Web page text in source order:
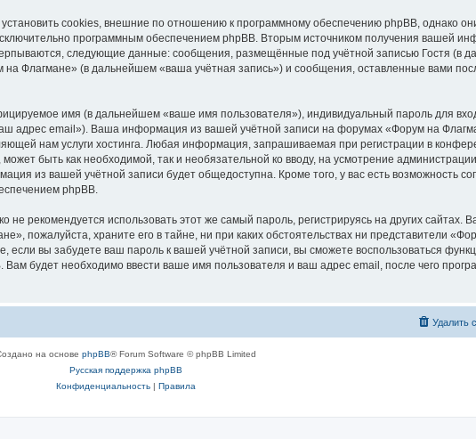
cookies, внешние по отношению к программному обеспечению phpBB, однако
программным обеспечением phpBB. Вторым источником получения вашей
следующие данные: сообщения, размещённые под учётной записью Гостя (в
Флагмане» (в дальнейшем «ваша учётная запись») и сообщения, оставленные вами
имя (в дальнейшем «ваше имя пользователя»), индивидуальный пароль для
адрес email»). Ваша информация из вашей учётной записи на форумах «Форум на
нам услуги хостинга. Любая информация, запрашиваемая при регистрации в
быть как необходимой, так и необязательной ко вводу, на усмотрение
из вашей учётной записи будет общедоступна. Кроме того, у вас есть возможность
phpBB.
рекомендуется использовать этот же самый пароль, регистрируясь на других сайтах.
пожалуйста, храните его в тайне, ни при каких обстоятельствах ни представители
если вы забудете ваш пароль к вашей учётной записи, вы сможете воспользоваться
будет необходимо ввести ваше имя пользователя и ваш адрес email, после чего
Удалить
на основе phpBB® Forum Software © phpBB Limited
Русская поддержка phpBB
Конфиденциальность| Правила